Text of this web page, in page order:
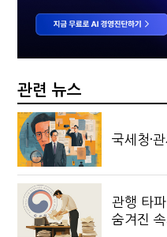
관련 뉴스
국세청·
관행 타
숨겨진